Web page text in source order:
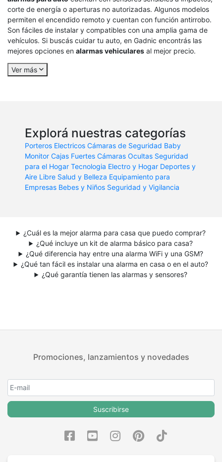
corte de energía o aperturas no autorizadas. Algunos modelos
permiten el encendido remoto y cuentan con función antirrobo.
Son fáciles de instalar y compatibles con una amplia gama de
vehículos. Si buscás cuidar tu auto, en Gadnic encontrás las
mejores opciones en alarmas vehiculares al mejor precio.
Ver más
Explorá nuestras categorías
Porteros Electricos Cámaras de Seguridad Baby
Monitor Cajas Fuertes Cámaras Ocultas Seguridad
para el Hogar Tecnologia Electro y Hogar Deportes y
Aire Libre Salud y Belleza Equipamiento para
Empresas Bebes y Niños Seguridad y Vigilancia
¿Cuál es la mejor alarma para casa que puedo comprar?
¿Qué incluye un kit de alarma básico para casa?
¿Qué diferencia hay entre una alarma WiFi y una GSM?
¿Qué tan fácil es instalar una alarma en casa o en el auto?
¿Qué garantía tienen las alarmas y sensores?
Promociones, lanzamientos y novedades
Suscribirse